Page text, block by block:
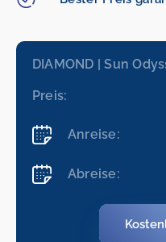
DIAMOND | Sun
Preis:
Anreise:
Abreise: